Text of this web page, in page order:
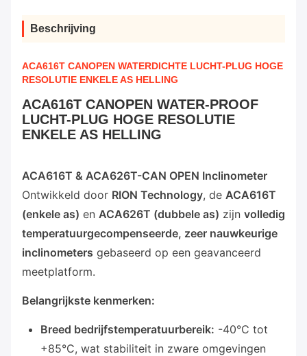
Beschrijving
ACA616T CANOPEN WATERDICHTE LUCHT-PLUG HOGE
RESOLUTIE ENKELE AS HELLING
ACA616T CANOPEN WATER-PROOF
LUCHT-PLUG HOGE RESOLUTIE
ENKELE AS HELLING
ACA616T & ACA626T-CAN OPEN Inclinometer
Ontwikkeld door RION Technology, de ACA616T
(enkele as) en ACA626T (dubbele as) zijn volledig
temperatuurgecompenseerde, zeer nauwkeurige
inclinometers gebaseerd op een geavanceerd
meetplatform.
Belangrijkste kenmerken:
Breed bedrijfstemperatuurbereik: -40°C tot
+85°C, wat stabiliteit in zware omgevingen